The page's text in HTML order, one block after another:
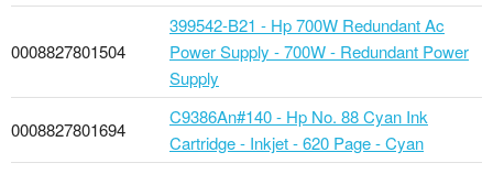
0008827801504
399542-B21 - Hp 700W Redundant Ac
Power Supply - 700W - Redundant Power
Supply
0008827801694
C9386An#140 - Hp No. 88 Cyan Ink
Cartridge - Inkjet - 620 Page - Cyan